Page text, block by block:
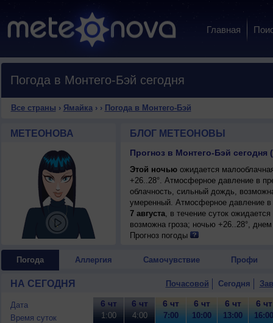
Главная
Погода в Монтего-Бэй сегодня
Все страны › Ямайка› › Погода в Монтего-Бэй
МЕТЕОНОВА БЛОГ МЕТЕОНОВЫ
Прогноз в Монтего-Бэй сегодня
Этой ночьюожидается
+26..28°. Атмосферное давление в
облачность, сильный дождь,
умеренный. Атмосферное давление
7 августа, в течение суток
возможна гроза; ночью +26..28°,
сильный, порывы до 7 м/с.
Прогноз погоды
Погода Аллергия Самочувствие Профи
НА СЕГОДНЯ Почасовой Сегодня
Дата
Время суток
6 чт
1:00
6 чт
4:00
6 чт
7:00
6 чт
10:00
6 чт
13:00
6 чт
16:00